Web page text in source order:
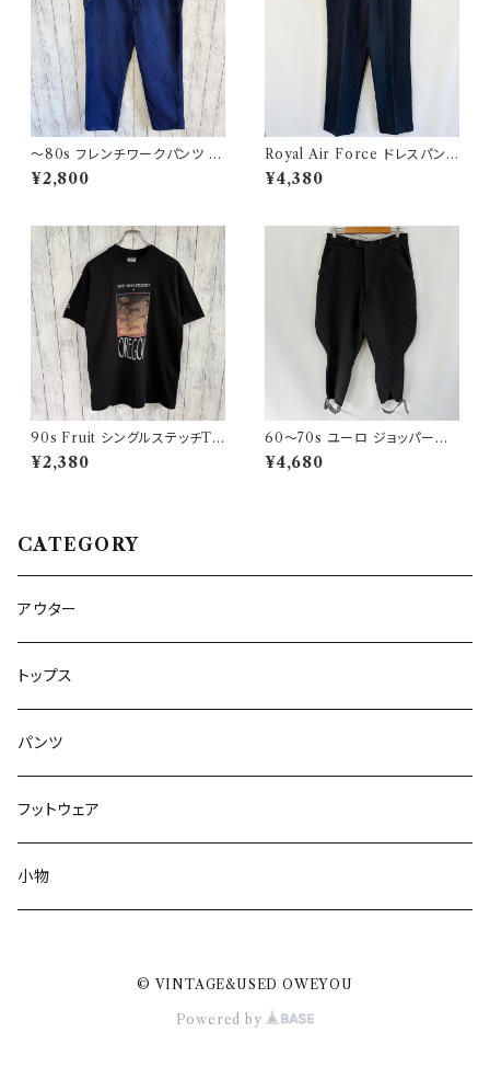
〜80s フレンチワークパンツ ユ
ーロワーク コットンパンツ
¥2,800
Royal Air Force ドレスパンツ
イギリス軍 スラックス ミリタリ
ーパンツ 8
¥4,380
90s Fruit シングルステッチTシ
ャツ プリントT
¥2,380
60〜70s ユーロ ジョッパーズ
パンツ ウールパンツ ヴィンテー
ジ 5
¥4,680
CATEGORY
アウター
トップス
パンツ
フットウェア
小物
© VINTAGE&USED OWEYOU
Powered by